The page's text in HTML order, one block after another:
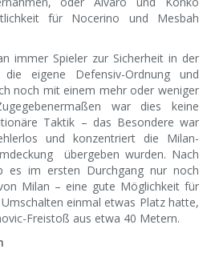
für Nocerino und Mesbah
immer Spieler zur Sicherheit in der
eigene Defensiv-Ordnung und
noch mit einem mehr oder weniger
war dies keine
Taktik – das Besondere war
und konzentriert die Milan-
übergeben wurden. Nach
es im ersten Durchgang nur noch
Milan – eine gute Möglichkeit für
einmal etwas Platz hatte,
Freistoß aus etwa 40 Metern.